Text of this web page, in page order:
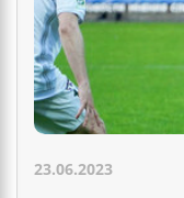
23.06.2023